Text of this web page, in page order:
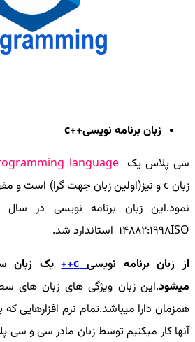
زبان برنامه نویسی++c
سی پلاس یک language
زبان cو نیز(اولین زبان جهت گرا) است و
نمود.این زبان برنامه نویسی در سال ۱۹۹۸تحت نام
14882:1998ISO استاندارد شد.
از زبان برنامه نویسی c
++یک زبان
میشود.این زبان ویژگی های زبان های
همزمان دارا میباشد.تمام نرم افزارهایی که
آنها کار میکنیم توسط زبان مادر سی و